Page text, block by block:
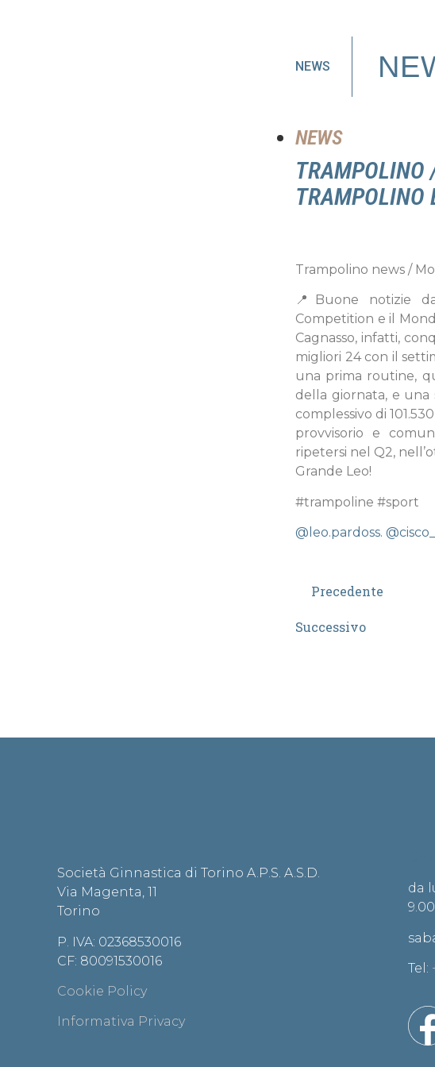
NEWS
NEWS
TRAMPOLINO
TRAMPOLINO
Trampolino news /
📍Buone notizie
Competition e il
Cagnasso, infatti,
migliori 24 con il
una prima routine,
della giornata, e una
complessivo di
provvisorio e
ripetersi nel Q2,
Grande Leo!
#trampoline #sport
@leo.pardoss.
Precedente
Successivo
Società Ginnastica di Torino A.P.S. A.S.D.
Via Magenta, 11
Torino
P. IVA: 02368530016
CF: 80091530016
Cookie Policy
Informativa Privacy
da
Tel: